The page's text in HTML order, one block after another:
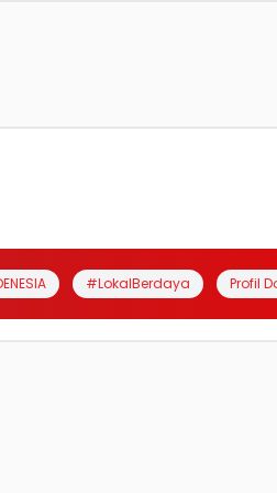
#LokalBerdaya Profil